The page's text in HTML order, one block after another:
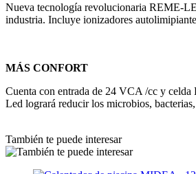
Nueva tecnología revolucionaria REME-
industria. Incluye ionizadores
MÁS CONFORT
Cuenta con entrada de 24 VCA /cc y
Led logrará reducir los microbios,
También te puede interesar